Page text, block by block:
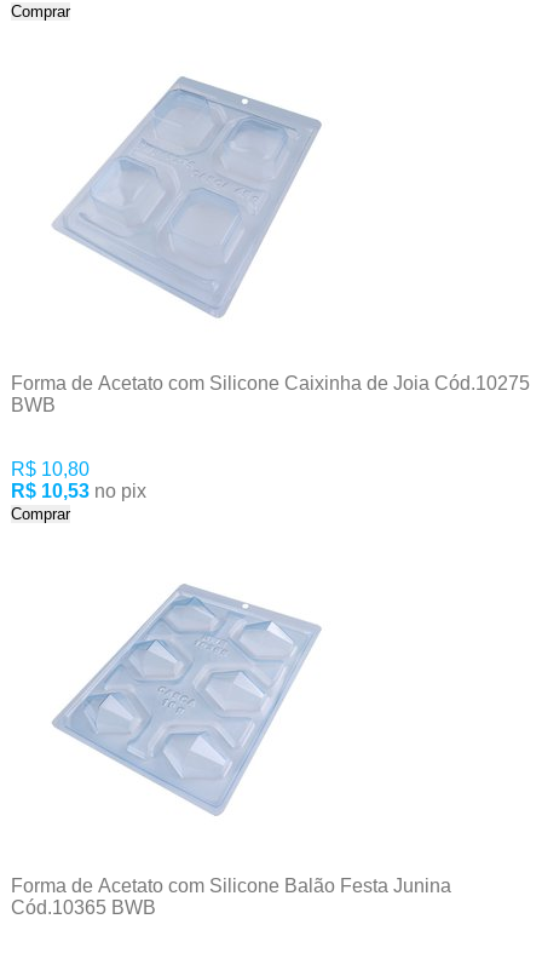
Comprar
Forma de Acetato com Silicone Caixinha de Joia Cód.10275
BWB
R$ 10,80
R$ 10,53
no pix
Comprar
Forma de Acetato com Silicone Balão Festa Junina
Cód.10365 BWB